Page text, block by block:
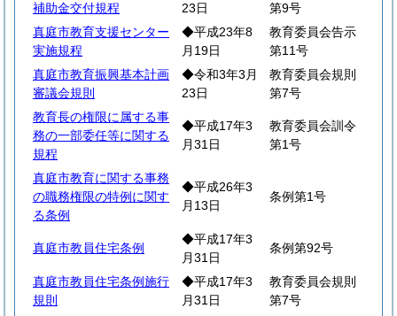
補助金交付規程
23日
第9号
真庭市教育支援センター
実施規程
◆平成23年8
月19日
教育委員会告示
第11号
真庭市教育振興基本計画
審議会規則
◆令和3年3月
23日
教育委員会規則
第7号
教育長の権限に属する事
務の一部委任等に関する
規程
◆平成17年3
月31日
教育委員会訓令
第1号
真庭市教育に関する事務
の職務権限の特例に関す
る条例
◆平成26年3
月13日
条例第1号
真庭市教員住宅条例
◆平成17年3
月31日
条例第92号
真庭市教員住宅条例施行
規則
◆平成17年3
月31日
教育委員会規則
第7号